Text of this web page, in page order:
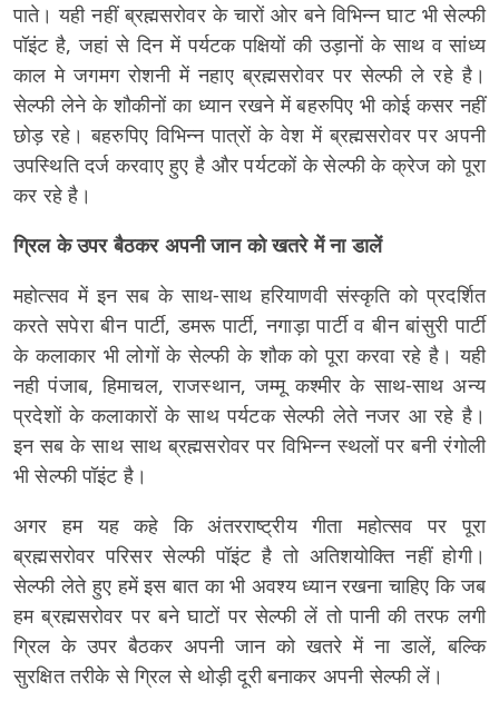
पाते। यही नहीं ब्रह्मसरोवर के चारों ओर बने विभिन्न घाट भी सेल्फी
पॉइंट है, जहां से दिन में पर्यटक पक्षियों की उड़ानों के साथ व सांध्य
काल मे जगमग रोशनी में नहाए ब्रह्मसरोवर पर सेल्फी ले रहे है।
सेल्फी लेने के शौकीनों का ध्यान रखने में बहरुपिए भी कोई कसर नहीं
छोड़ रहे। बहरुपिए विभिन्न पात्रों के वेश में ब्रह्मसरोवर पर अपनी
उपस्थिति दर्ज करवाए हुए है और पर्यटकों के सेल्फी के क्रेज को पूरा
कर रहे है।
ग्रिल के उपर बैठकर अपनी जान को खतरे में ना डालें
महोत्सव में इन सब के साथ-साथ हरियाणवी संस्कृति को प्रदर्शित
करते सपेरा बीन पार्टी, डमरू पार्टी, नगाड़ा पार्टी व बीन बांसुरी पार्टी
के कलाकार भी लोगों के सेल्फी के शौक को पूरा करवा रहे है। यही
नही पंजाब, हिमाचल, राजस्थान, जम्मू कश्मीर के साथ-साथ अन्य
प्रदेशों के कलाकारों के साथ पर्यटक सेल्फी लेते नजर आ रहे है।
इन सब के साथ साथ ब्रह्मसरोवर पर विभिन्न स्थलों पर बनी रंगोली
भी सेल्फी पॉइंट है।
अगर हम यह कहे कि अंतरराष्ट्रीय गीता महोत्सव पर पूरा
ब्रह्मसरोवर परिसर सेल्फी पॉइंट है तो अतिशयोक्ति नहीं होगी।
सेल्फी लेते हुए हमें इस बात का भी अवश्य ध्यान रखना चाहिए कि जब
हम ब्रह्मसरोवर पर बने घाटों पर सेल्फी लें तो पानी की तरफ लगी
ग्रिल के उपर बैठकर अपनी जान को खतरे में ना डालें, बल्कि
सुरक्षित तरीके से ग्रिल से थोड़ी दूरी बनाकर अपनी सेल्फी लें।